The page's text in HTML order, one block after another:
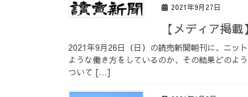
2021年9月27日
【メディア掲
2021年9月26日（日）の読売新聞朝刊に、ニッ
ような働き方をしているのか、その結果どのよ
ついて […]